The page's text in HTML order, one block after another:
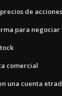
de acciones
para negociar
comercial
una cuenta